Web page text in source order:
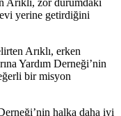
yerine getirdiğini
Arıklı, erken
Yardım Derneği’nin
bir misyon
halka daha iyi